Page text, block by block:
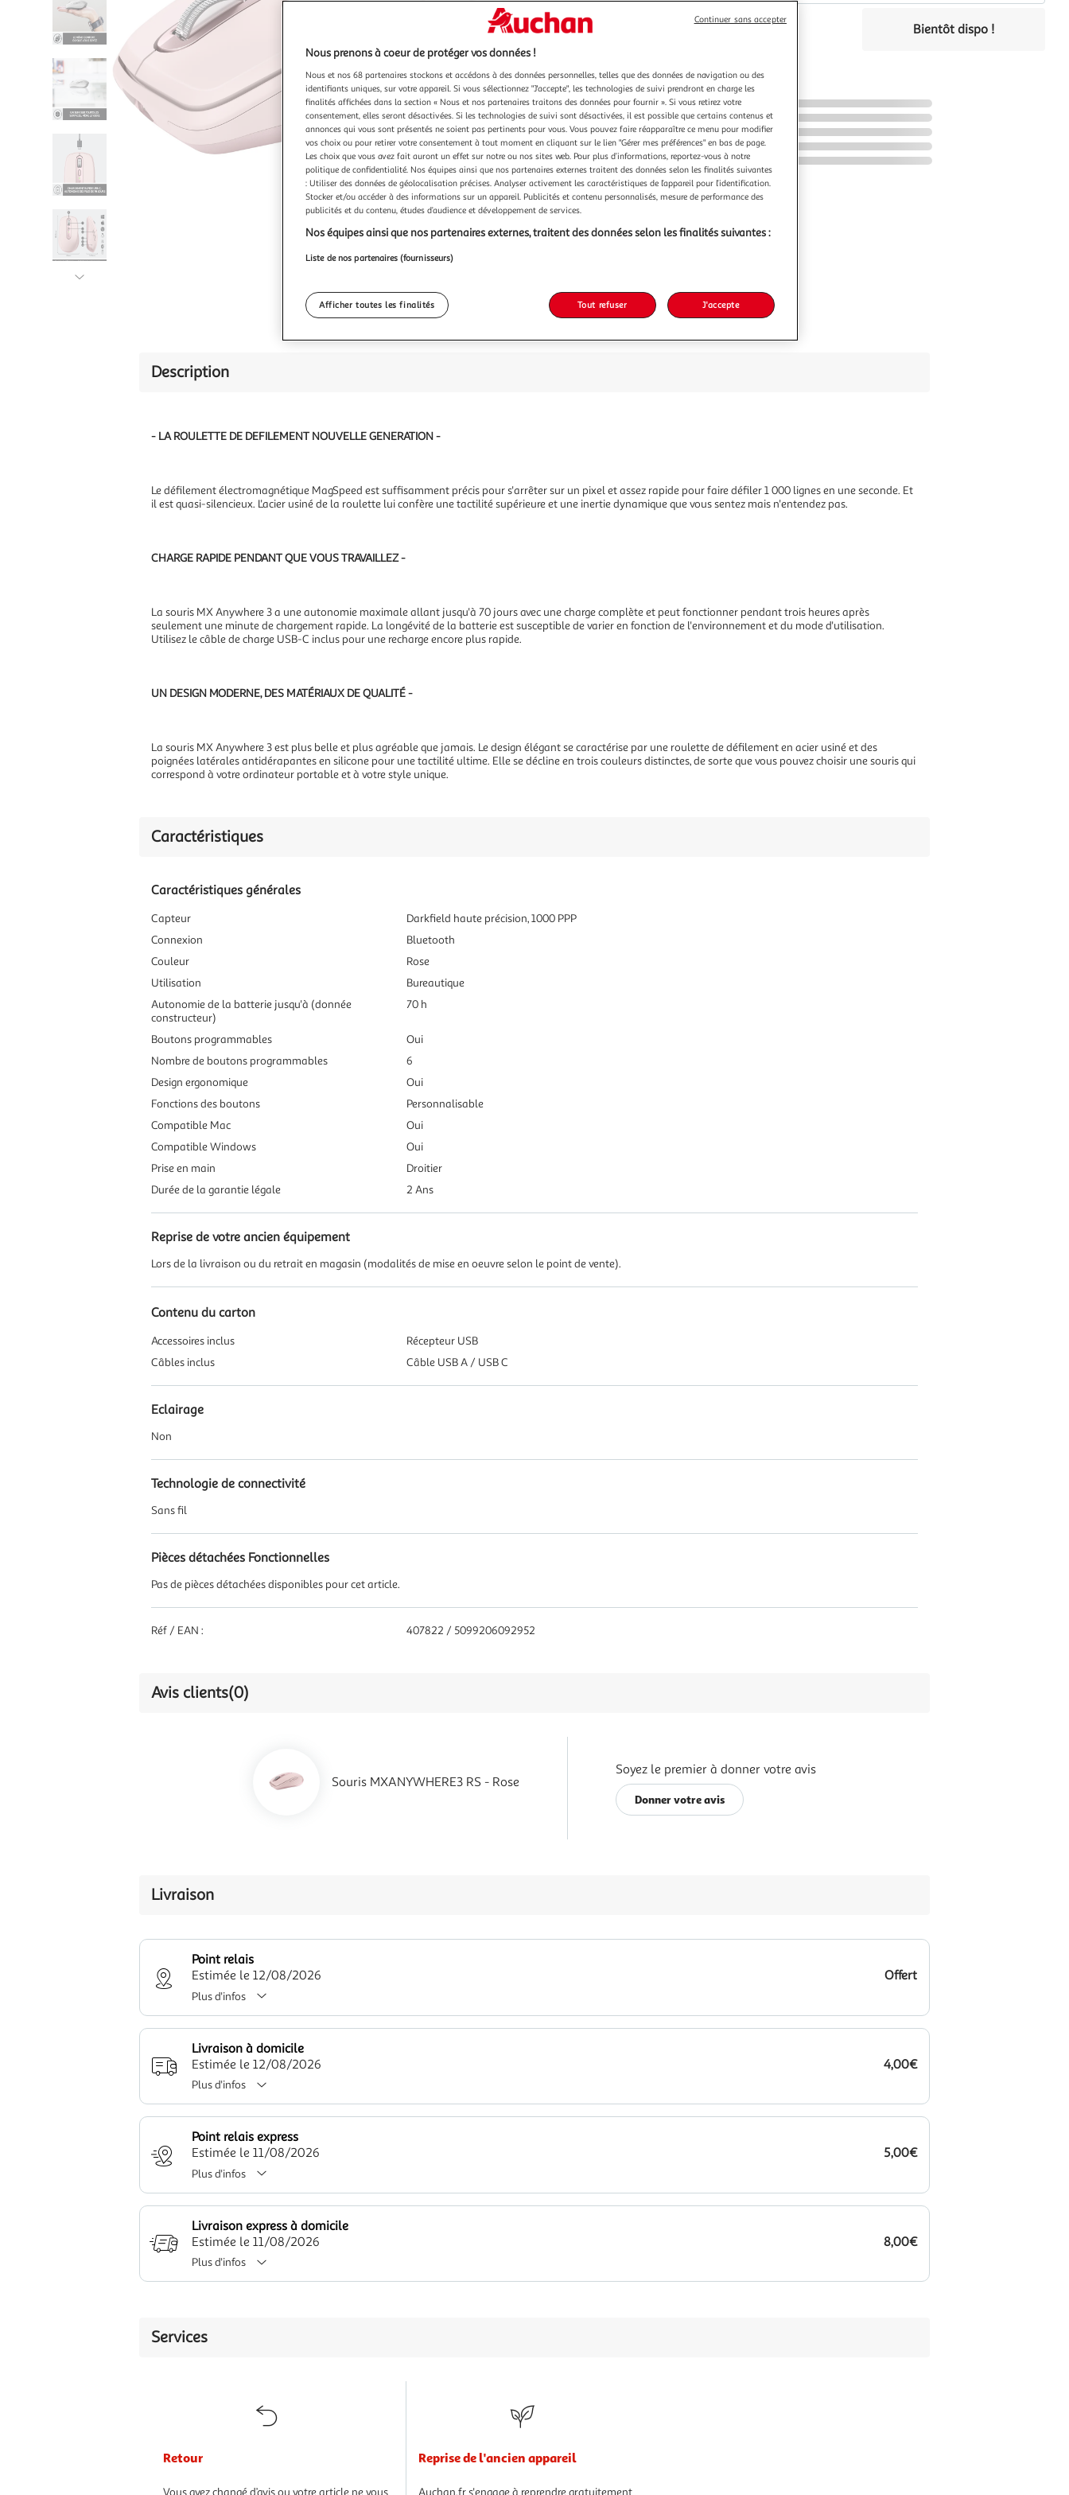
Illustration
69,99€ Bientôt dispo !
Description
- LA ROULETTE DE DEFILEMENT NOUVELLE GENERATION -
Le défilement électromagnétique MagSpeed est suffisamment précis pour s'arrêter sur un pixel et assez rapide pour faire défiler 1 000 lignes en une seconde. Et
il est quasi-silencieux. L'acier usiné de la roulette lui confère une tactilité supérieure et une inertie dynamique que vous sentez mais n'entendez pas.
CHARGE RAPIDE PENDANT QUE VOUS TRAVAILLEZ -
La souris MX Anywhere 3 a une autonomie maximale allant jusqu'à 70 jours avec une charge complète et peut fonctionner pendant trois heures après
seulement une minute de chargement rapide. La longévité de la batterie est susceptible de varier en fonction de l'environnement et du mode d'utilisation.
Utilisez le câble de charge USB-C inclus pour une recharge encore plus rapide.
UN DESIGN MODERNE, DES MATÉRIAUX DE QUALITÉ -
La souris MX Anywhere 3 est plus belle et plus agréable que jamais. Le design élégant se caractérise par une roulette de défilement en acier usiné et des
poignées latérales antidérapantes en silicone pour une tactilité ultime. Elle se décline en trois couleurs distinctes, de sorte que vous pouvez choisir une souris qui
correspond à votre ordinateur portable et à votre style unique.
Caractéristiques
Caractéristiques générales
Capteur
Darkfield haute précision, 1000 PPP
Connexion
Bluetooth
Couleur
Rose
Utilisation
Bureautique
Autonomie de la batterie jusqu'à (donnée
constructeur)
70 h
Boutons programmables
Oui
Nombre de boutons programmables
6
Design ergonomique
Oui
Fonctions des boutons
Personnalisable
Compatible Mac
Oui
Compatible Windows
Oui
Prise en main
Droitier
Durée de la garantie légale
2 Ans
Reprise de votre ancien équipement
Lors de la livraison ou du retrait en magasin (modalités de mise en oeuvre selon le point de vente).
Contenu du carton
Accessoires inclus
Récepteur USB
Câbles inclus
Câble USB A / USB C
Eclairage
Non
Technologie de connectivité
Sans fil
Pièces détachées Fonctionnelles
Pas de pièces détachées disponibles pour cet article.
Réf / EAN : 407822 / 5099206092952
Avis clients(0)
Souris MXANYWHERE3 RS - Rose
Soyez le premier à donner votre avis
Donner votre avis
Livraison
Point relais
Estimée le 12/08/2026
Offert
Plus d'infos
Livraison à domicile
Estimée le 12/08/2026
4,00€
Plus d'infos
Point relais express
Estimée le 11/08/2026
5,00€
Plus d'infos
Livraison express à domicile
Estimée le 11/08/2026
8,00€
Plus d'infos
Services
Retour Reprise de l'ancien appareil
Auchan.fr s'engage à reprendre gratuitement
Nous prenons à coeur de protéger vos données !
Nous et nos 68 partenaires stockons et accédons à des données personnelles, telles que des données de navigation ou des
identifiants uniques, sur votre appareil. Si vous sélectionnez "J'accepte", les technologies de suivi prendront en charge les
finalités affichées dans la section « Nous et nos partenaires traitons des données pour fournir ». Si vous retirez votre
consentement, elles seront désactivées. Si les technologies de suivi sont désactivées, il est possible que certains contenus et
annonces qui vous sont présentés ne soient pas pertinents pour vous. Vous pouvez faire réapparaître ce menu pour modifier
vos choix ou pour retirer votre consentement à tout moment en cliquant sur le lien "Gérer mes préférences" en bas de page.
Les choix que vous avez fait auront un effet sur notre ou nos sites web. Pour plus d’informations, reportez-vous à notre
politique de confidentialité. Nos équipes ainsi que nos partenaires externes traitent des données selon les finalités suivantes
: Utiliser des données de géolocalisation précises. Analyser activement les caractéristiques de l’appareil pour l’identification.
Stocker et/ou accéder à des informations sur un appareil. Publicités et contenu personnalisés, mesure de performance des
publicités et du contenu, études d’audience et développement de services.
Nos équipes ainsi que nos partenaires externes, traitent des données selon les finalités suivantes :
Liste de nos partenaires (fournisseurs)
Afficher toutes les finalités Tout refuser J'accepte
Continuer sans accepter